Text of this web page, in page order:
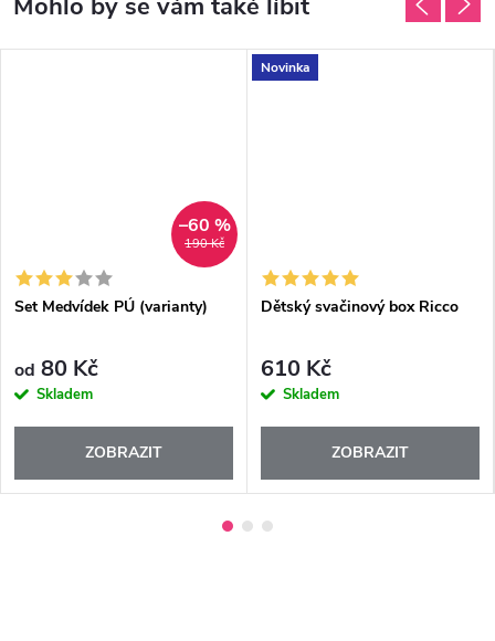
190 Kč
–60 %
Set Medvídek PÚ (varianty)
od 80 Kč
Skladem
ZOBRAZIT
Novinka
Dětský svačinový box Ricco
610 Kč
Skladem
ZOBRAZIT